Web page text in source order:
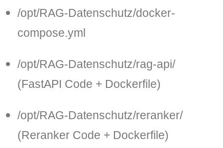
/opt/RAG-Datenschutz/docker-
compose.yml
/opt/RAG-Datenschutz/rag-api/
(FastAPI Code + Dockerfile)
/opt/RAG-Datenschutz/reranker/
(Reranker Code + Dockerfile)